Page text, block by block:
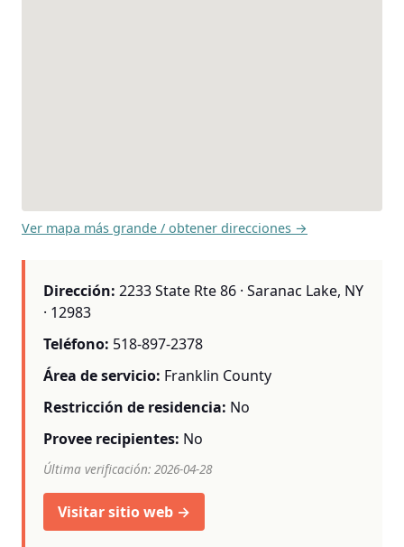
Ver mapa más grande / obtener direcciones →
Dirección: 2233 State Rte 86 · Saranac Lake, NY
· 12983
Teléfono: 518-897-2378
Área de servicio: Franklin County
Restricción de residencia: No
Provee recipientes: No
Última verificación: 2026-04-28
Visitar sitio web →